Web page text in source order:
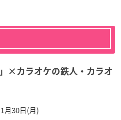
×カラオケの鉄人・カラオ
月30日(月)